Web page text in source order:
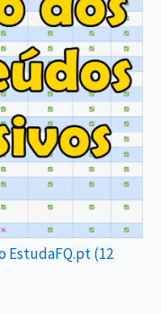
EstudaFQ.pt (12